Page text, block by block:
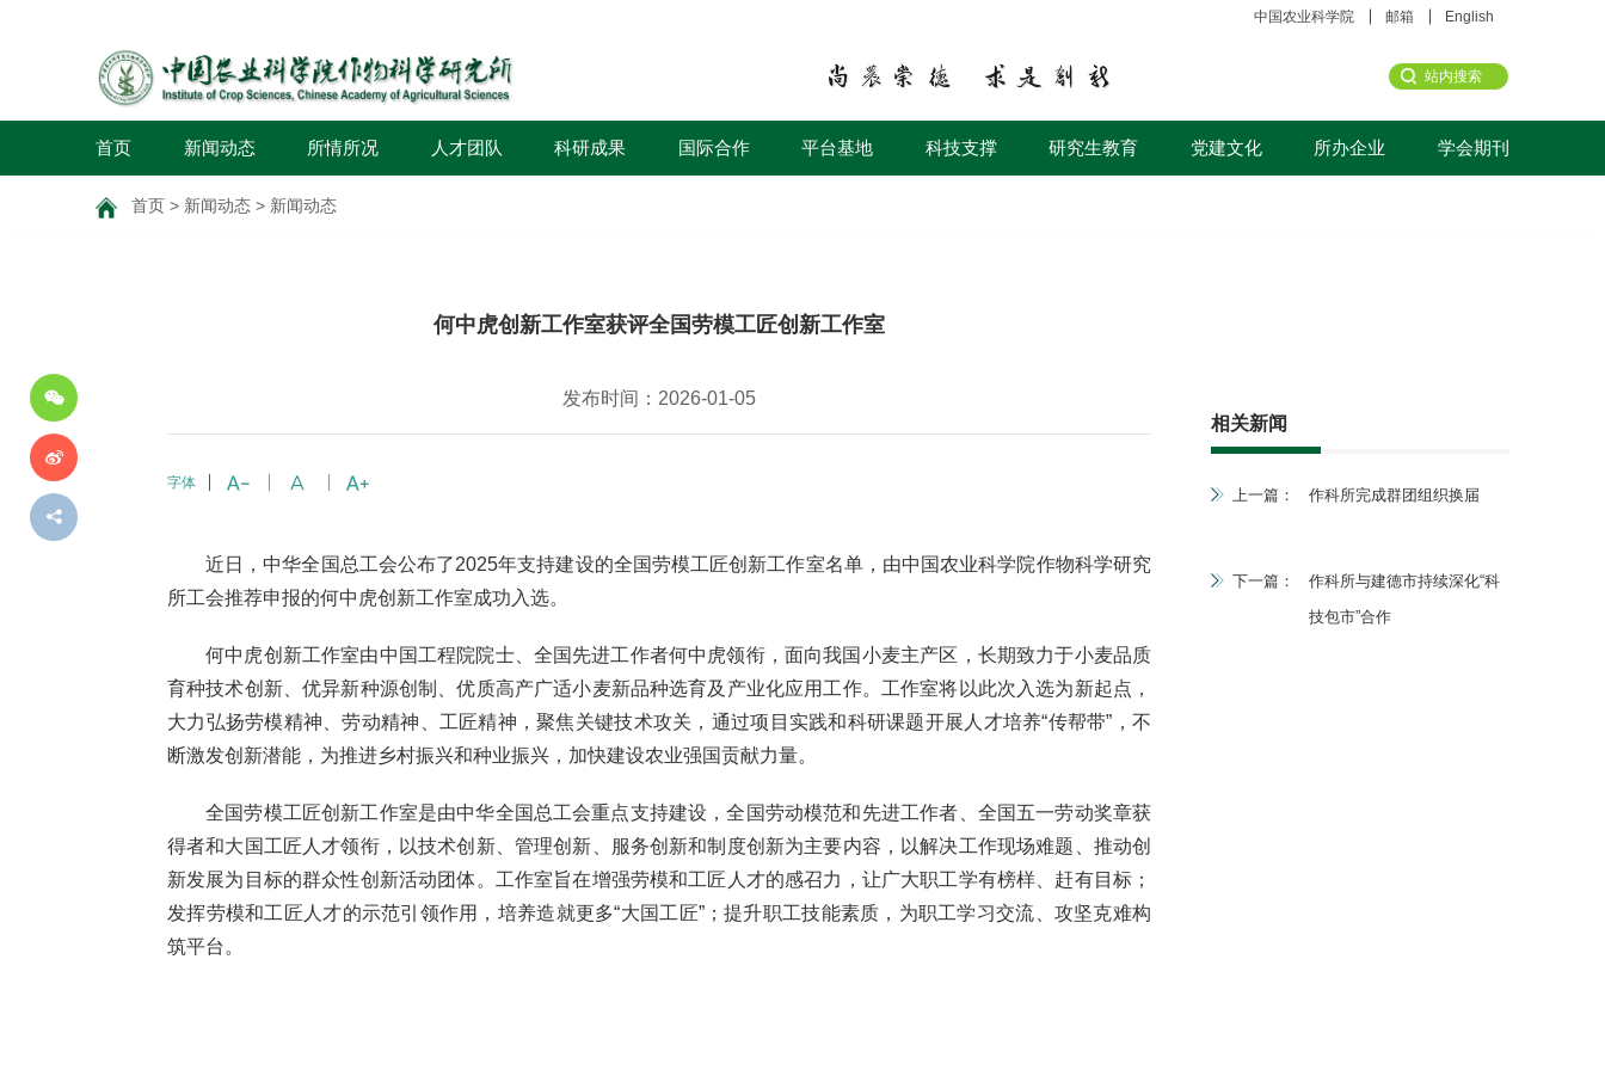
中国农业科学院 邮箱 English
首页 新闻动态 所情所况 人才团队 科研成果 国际合作 平台基地 科技支撑 研究生教育 党建文化 所办企业 学会期刊
首页 > 新闻动态 > 新闻动态
何中虎创新工作室获评全国劳模工匠创新工作室
发布时间：2026-01-05
字体
近日，中华全国总工会公布了2025年支持建设的全国劳模工匠创新工作室名单，由中国农业科学院作物科学研究
所工会推荐申报的何中虎创新工作室成功入选。
何中虎创新工作室由中国工程院院士、全国先进工作者何中虎领衔，面向我国小麦主产区，长期致力于小麦品质
育种技术创新、优异新种源创制、优质高产广适小麦新品种选育及产业化应用工作。工作室将以此次入选为新起点，
大力弘扬劳模精神、劳动精神、工匠精神，聚焦关键技术攻关，通过项目实践和科研课题开展人才培养“传帮带”，不
断激发创新潜能，为推进乡村振兴和种业振兴，加快建设农业强国贡献力量。
全国劳模工匠创新工作室是由中华全国总工会重点支持建设，全国劳动模范和先进工作者、全国五一劳动奖章获
得者和大国工匠人才领衔，以技术创新、管理创新、服务创新和制度创新为主要内容，以解决工作现场难题、推动创
新发展为目标的群众性创新活动团体。工作室旨在增强劳模和工匠人才的感召力，让广大职工学有榜样、赶有目标；
发挥劳模和工匠人才的示范引领作用，培养造就更多“大国工匠”；提升职工技能素质，为职工学习交流、攻坚克难构
筑平台。
相关新闻
上一篇： 作科所完成群团组织换届
下一篇：
作科所与建德市持续深化“科
技包市”合作